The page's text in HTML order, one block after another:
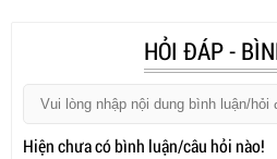
HỎI ĐÁP -
Hiện chưa có bình luận/câu hỏi nào!